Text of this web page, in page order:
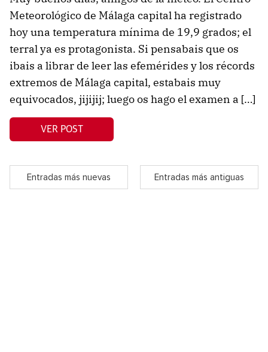
Meteorológico de Málaga capital ha registrado
hoy una temperatura mínima de 19,9 grados; el
terral ya es protagonista. Si pensabais que os
ibais a librar de leer las efemérides y los récords
extremos de Málaga capital, estabais muy
equivocados, jijijij; luego os hago el examen a […]
VER POST
Entradas más nuevas Entradas más antiguas